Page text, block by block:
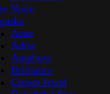
Noire
Aster
Adria
Amphora
Brilliance
Crown Jewel